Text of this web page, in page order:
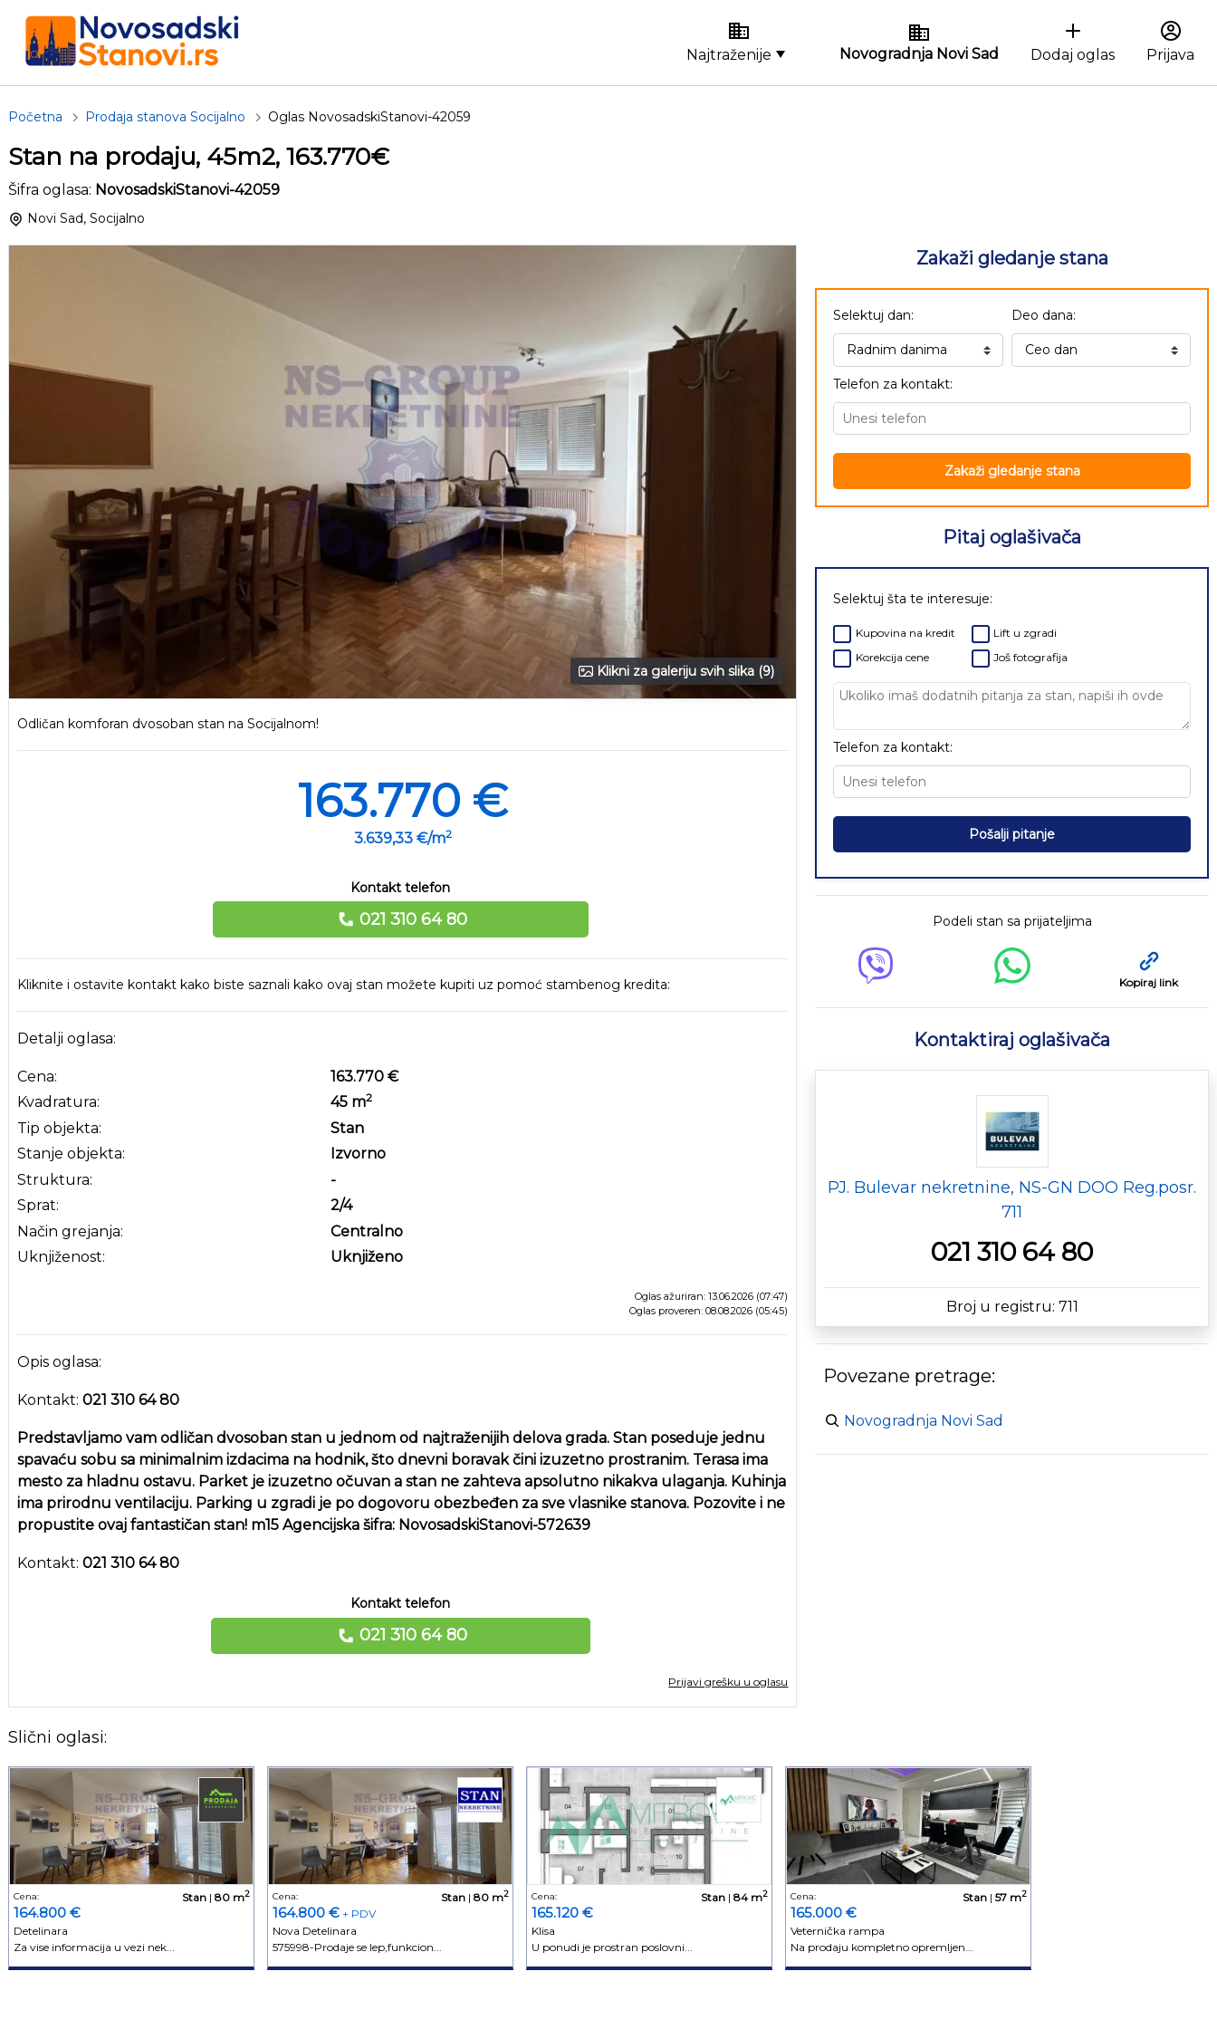
Najtraženije Novogradnja Novi Sad Dodaj oglas Prijava
Početna Prodaja stanova Socijalno Oglas NovosadskiStanovi-42059
Stan na prodaju, 45m2, 163.770€
Šifra oglasa: NovosadskiStanovi-42059
Novi Sad, Socijalno
Klikni za galeriju svih slika (9)
Odličan komforan dvosoban stan na Socijalnom!
163.770 €
3.639,33 €/m2
Kontakt telefon
021 310 64 80
Kliknite i ostavite kontakt kako biste saznali kako ovaj stan možete kupiti uz pomoć stambenog kredita:
Detalji oglasa:
Cena:
Kvadratura:
Tip objekta:
Stanje objekta:
Struktura:
Sprat:
Način grejanja:
Uknjiženost:
163.770 €
45m2
Stan
Izvorno
-
2/4
Centralno
Uknjiženo
Oglas ažuriran: 13.06.2026 (07:47)
Oglas proveren: 08.08.2026 (05:45)
Opis oglasa:
Kontakt: 021 310 64 80
Predstavljamo vam odličan dvosoban stan u jednom od najtraženijih delova grada. Stan poseduje jednu
spavaću sobu sa minimalnim izdacima na hodnik, što dnevni boravak čini izuzetno prostranim. Terasa ima
mesto za hladnu ostavu. Parket je izuzetno očuvan a stan ne zahteva apsolutno nikakva ulaganja. Kuhinja
ima prirodnu ventilaciju. Parking u zgradi je po dogovoru obezbeđen za sve vlasnike stanova. Pozovite i ne
propustite ovaj fantastičan stan! m15 Agencijska šifra: NovosadskiStanovi-572639
Kontakt: 021 310 64 80
Kontakt telefon
021 310 64 80
Prijavi grešku u oglasu
Zakaži gledanje stana
Selektuj dan: Deo dana:
Telefon za kontakt:
Zakaži gledanje stana
Pitaj oglašivača
Selektuj šta te interesuje:
Kupovina na kredit
Korekcija cene
Lift u zgradi
Još fotografija
Telefon za kontakt:
Pošalji pitanje
Podeli stan sa prijateljima
Kopiraj link
Kontaktiraj oglašivača
PJ. Bulevar nekretnine, NS-GN DOO Reg.posr.
711
021 310 64 80
Broj u registru: 711
Povezane pretrage:
Novogradnja Novi Sad
Slični oglasi:
Cena:
164.800 €
Stan| 80 m2
Detelinara
Za vise informacija u vezi nek...
Cena:
164.800 €+ PDV
Stan| 80 m2
Nova Detelinara
575998-Prodaje se lep,funkcion...
Cena:
165.120 €
Stan| 84 m2
Klisa
U ponudi je prostran poslovni...
Cena:
165.000 €
Stan| 57 m2
Veternička rampa
Na prodaju kompletno opremljen...